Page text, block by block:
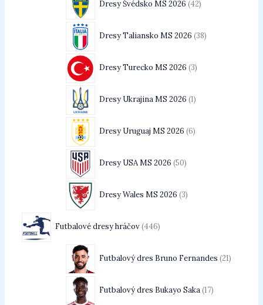
Dresy Švédsko MS 2026 42
Dresy Taliansko MS 2026 38
Dresy Turecko MS 2026 3
Dresy Ukrajina MS 2026 1
Dresy Uruguaj MS 2026 6
Dresy USA MS 2026 50
Dresy Wales MS 2026 3
Futbalové dresy hráčov 446
Futbalový dres Bruno Fernandes 21
Futbalový dres Bukayo Saka 17